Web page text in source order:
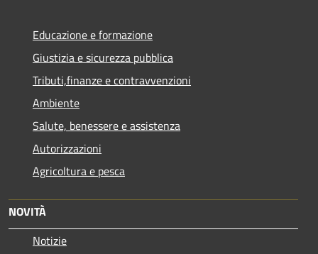
Educazione e formazione
Giustizia e sicurezza pubblica
Tributi,finanze e contravvenzioni
Ambiente
Salute, benessere e assistenza
Autorizzazioni
Agricoltura e pesca
NOVITÀ
Notizie